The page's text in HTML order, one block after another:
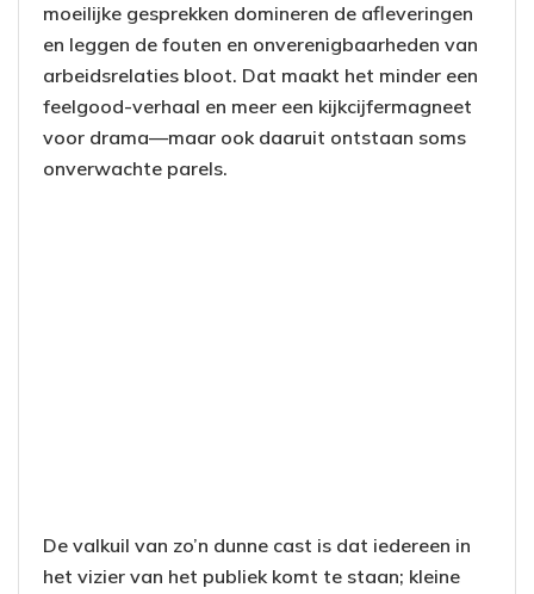
moeilijke gesprekken domineren de afleveringen
en leggen de fouten en onverenigbaarheden van
arbeidsrelaties bloot. Dat maakt het minder een
feelgood-verhaal en meer een kijkcijfermagneet
voor drama—maar ook daaruit ontstaan soms
onverwachte parels.
De valkuil van zo’n dunne cast is dat iedereen in
het vizier van het publiek komt te staan; kleine